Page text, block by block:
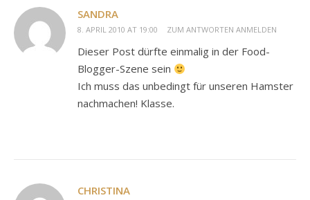
SANDRA
8. APRIL 2010 AT 19:00 ZUM ANTWORTEN ANMELDEN
Dieser Post dürfte einmalig in der Food-
Blogger-Szene sein
Ich muss das unbedingt für unseren Hamster
nachmachen! Klasse.
CHRISTINA